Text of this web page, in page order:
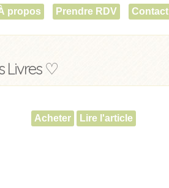
propos Prendre RDV Contact
Livres ♡
Acheter Lire l'article